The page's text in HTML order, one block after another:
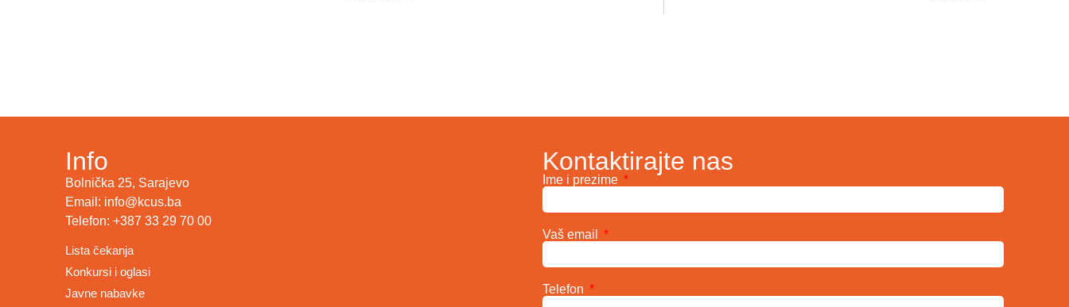
Info
Bolnička 25, Sarajevo
Email: info@kcus.ba
Telefon: +387 33 29 70 00
Lista čekanja
Konkursi i oglasi
Javne nabavke
Kontaktirajte nas
Ime i prezime
Vaš email
Telefon